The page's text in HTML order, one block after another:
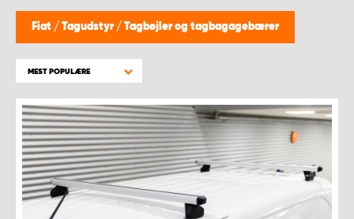
Fiat / Tagudstyr / Tagbøjler og tagbagagebærer
MEST POPULÆRE